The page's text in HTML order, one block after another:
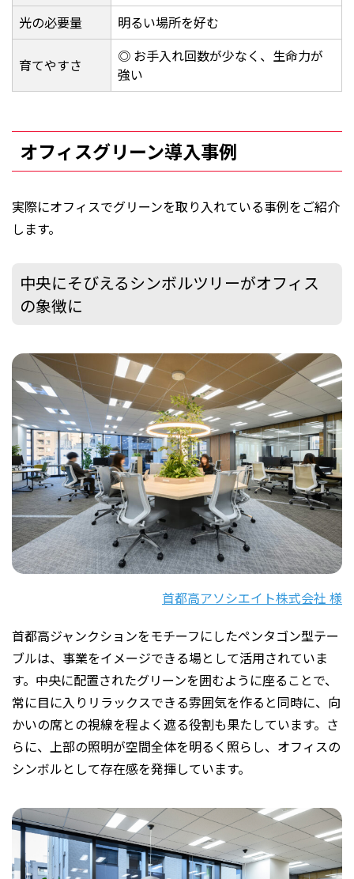
光の必要量
明るい場所を好む
育てやすさ
◎ お手入れ回数が少なく、生命力が
強い
オフィスグリーン導入事例
実際にオフィスでグリーンを取り入れている事例をご紹介
します。
中央にそびえるシンボルツリーがオフィス
の象徴に
首都高アソシエイト株式会社 様
首都高ジャンクションをモチーフにしたペンタゴン型テー
ブルは、事業をイメージできる場として活用されていま
す。中央に配置されたグリーンを囲むように座ることで、
常に目に入りリラックスできる雰囲気を作ると同時に、向
かいの席との視線を程よく遮る役割も果たしています。さ
らに、上部の照明が空間全体を明るく照らし、オフィスの
シンボルとして存在感を発揮しています。